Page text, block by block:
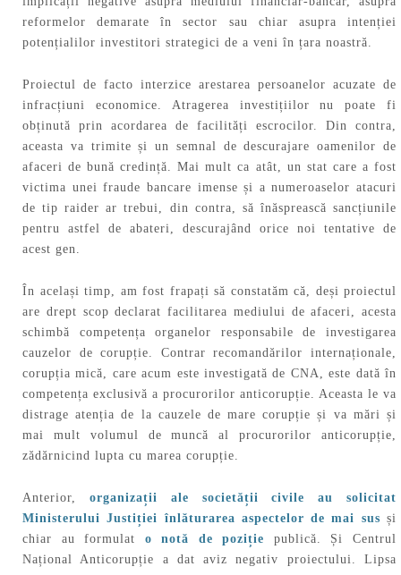
reformelor demarate în sector sau chiar asupra intenției
potențialilor investitori strategici de a veni în țara noastră.
Proiectul de facto interzice arestarea persoanelor acuzate de
infracțiuni economice. Atragerea investițiilor nu poate fi
obținută prin acordarea de facilități escrocilor. Din contra,
aceasta va trimite și un semnal de descurajare oamenilor de
afaceri de bună credință. Mai mult ca atât, un stat care a fost
victima unei fraude bancare imense și a numeroaselor atacuri
de tip raider ar trebui, din contra, să înăsprească sancțiunile
pentru astfel de abateri, descurajând orice noi tentative de
acest gen.
În același timp, am fost frapați să constatăm că, deși proiectul
are drept scop declarat facilitarea mediului de afaceri, acesta
schimbă competența organelor responsabile de investigarea
cauzelor de corupție. Contrar recomandărilor internaționale,
corupția mică, care acum este investigată de CNA, este dată în
competența exclusivă a procurorilor anticorupție. Aceasta le va
distrage atenția de la cauzele de mare corupție și va mări și
mai mult volumul de muncă al procurorilor anticorupție,
zădărnicind lupta cu marea corupție.
Anterior, organizații ale societății civile au solicitat
Ministerului Justiției înlăturarea aspectelor de mai sus și
chiar au formulat o notă de poziție publică. Și Centrul
Național Anticorupție a dat aviz negativ proiectului. Lipsa